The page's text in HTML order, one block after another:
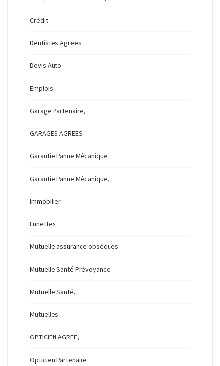
Crédit
Dentistes Agrees
Devis Auto
Emplois
Garage Partenaire,
GARAGES AGREES
Garantie Panne Mécanique
Garantie Panne Mécanique,
Immobilier
Lunettes
Mutuelle assurance obsèques
Mutuelle Santé Prévoyance
Mutuelle Santé,
Mutuelles
OPTICIEN AGREE,
Opticien Partenaire